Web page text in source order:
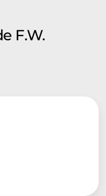
F.W.